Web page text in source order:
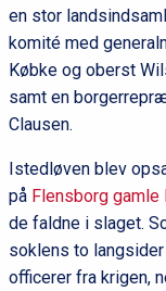
en stor
komité med
Købke og oberst
samt en
Clausen.
Istedløven blev
på Flensborg gamle
de faldne i slaget.
soklens to
officerer fra krigen,